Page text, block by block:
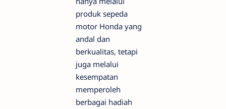
produk sepeda
motor Honda yang
andal dan
berkualitas, tetapi
juga melalui
kesempatan
memperoleh
berbagai hadiah